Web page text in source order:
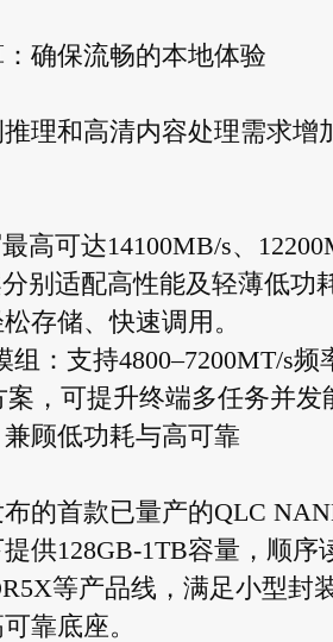
确保流畅的本地体验
理和高清内容处理需求
高可达14100MB/s、
别适配高性能及轻薄低功
存储、快速调用。
：支持4800–7200MT/s
，可提升终端多任务并发
顾低功耗与高可靠
的首款已量产的QLC
供128GB-1TB容量，顺
等产品线，满足小型封
靠底座。